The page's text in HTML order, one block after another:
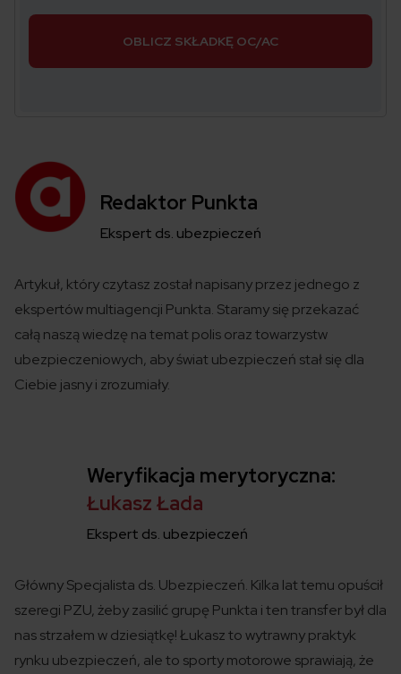
OBLICZ SKŁADKĘ OC/AC
Redaktor Punkta
Ekspert ds. ubezpieczeń
Artykuł, który czytasz zostałnapisanyprzez jednego z
ekspertówmultiagencji Punkta. Staramy się przekazać
całą naszą wiedzę na temat polisoraz towarzystw
ubezpieczeniowych, aby świat ubezpieczeń stał się dla
Ciebie jasny i zrozumiały.
Weryfikacja merytoryczna:
Łukasz Łada
Ekspert ds. ubezpieczeń
Główny Specjalista ds. Ubezpieczeń. Kilka lat temu opuścił
szeregi PZU, żeby zasilić grupę Punkta i ten transfer był dla
nas strzałem w dziesiątkę! Łukasz to wytrawny praktyk
rynku ubezpieczeń, ale to sporty motorowe sprawiają, że